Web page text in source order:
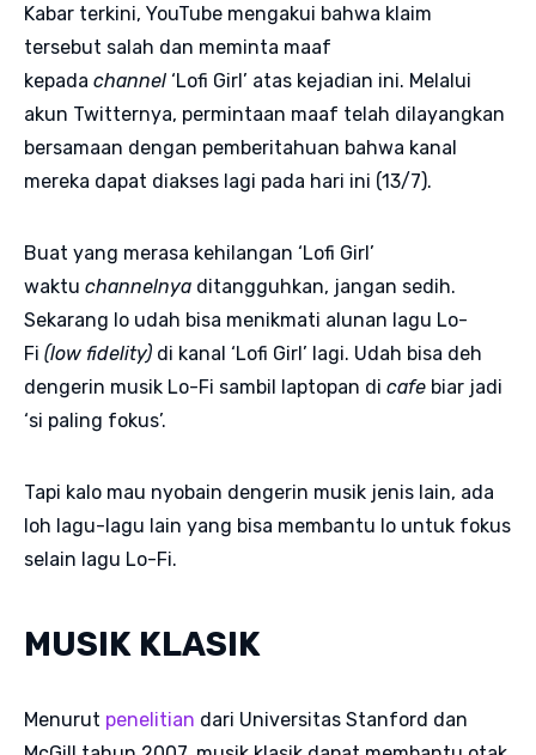
Kabar terkini, YouTube mengakui bahwa klaim
tersebut salah dan meminta maaf
kepada channel ‘Lofi Girl’ atas kejadian ini. Melalui
akun Twitternya, permintaan maaf telah dilayangkan
bersamaan dengan pemberitahuan bahwa kanal
mereka dapat diakses lagi pada hari ini (13/7).
Buat yang merasa kehilangan ‘Lofi Girl’
waktu channelnya ditangguhkan, jangan sedih.
Sekarang lo udah bisa menikmati alunan lagu Lo-
Fi (low fidelity) di kanal ‘Lofi Girl’ lagi. Udah bisa deh
dengerin musik Lo-Fi sambil laptopan di cafe biar jadi
‘si paling fokus’.
Tapi kalo mau nyobain dengerin musik jenis lain, ada
loh lagu-lagu lain yang bisa membantu lo untuk fokus
selain lagu Lo-Fi.
MUSIK KLASIK
Menurut penelitian dari Universitas Stanford dan